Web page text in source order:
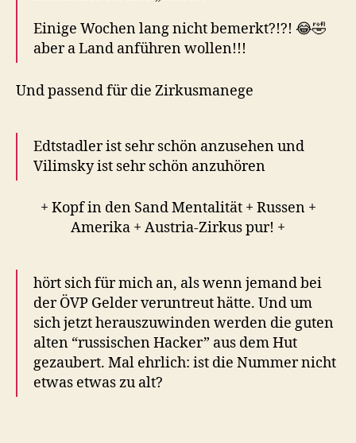
Einige Wochen lang nicht bemerkt?!?! 😂🤣
aber a Land anführen wollen!!!
Und passend für die Zirkusmanege
Edtstadler ist sehr schön anzusehen und
Vilimsky ist sehr schön anzuhören
+ Kopf in den Sand Mentalität + Russen +
Amerika + Austria-Zirkus pur! +
hört sich für mich an, als wenn jemand bei
der ÖVP Gelder veruntreut hätte. Und um
sich jetzt herauszuwinden werden die guten
alten “russischen Hacker” aus dem Hut
gezaubert. Mal ehrlich: ist die Nummer nicht
etwas etwas zu alt?